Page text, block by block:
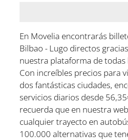
En Movelia encontrarás
Bilbao - Lugo directos
nuestra plataforma de todas
Con increíbles precios para
dos fantásticas ciudades,
servicios diarios desde
recuerda que en nuestra
cualquier trayecto en
100.000 alternativas que